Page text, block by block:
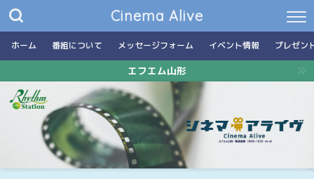
Cinema Alive
ホーム 番組について メッセージフォーム イベント情報 プレゼン
エフエム山形